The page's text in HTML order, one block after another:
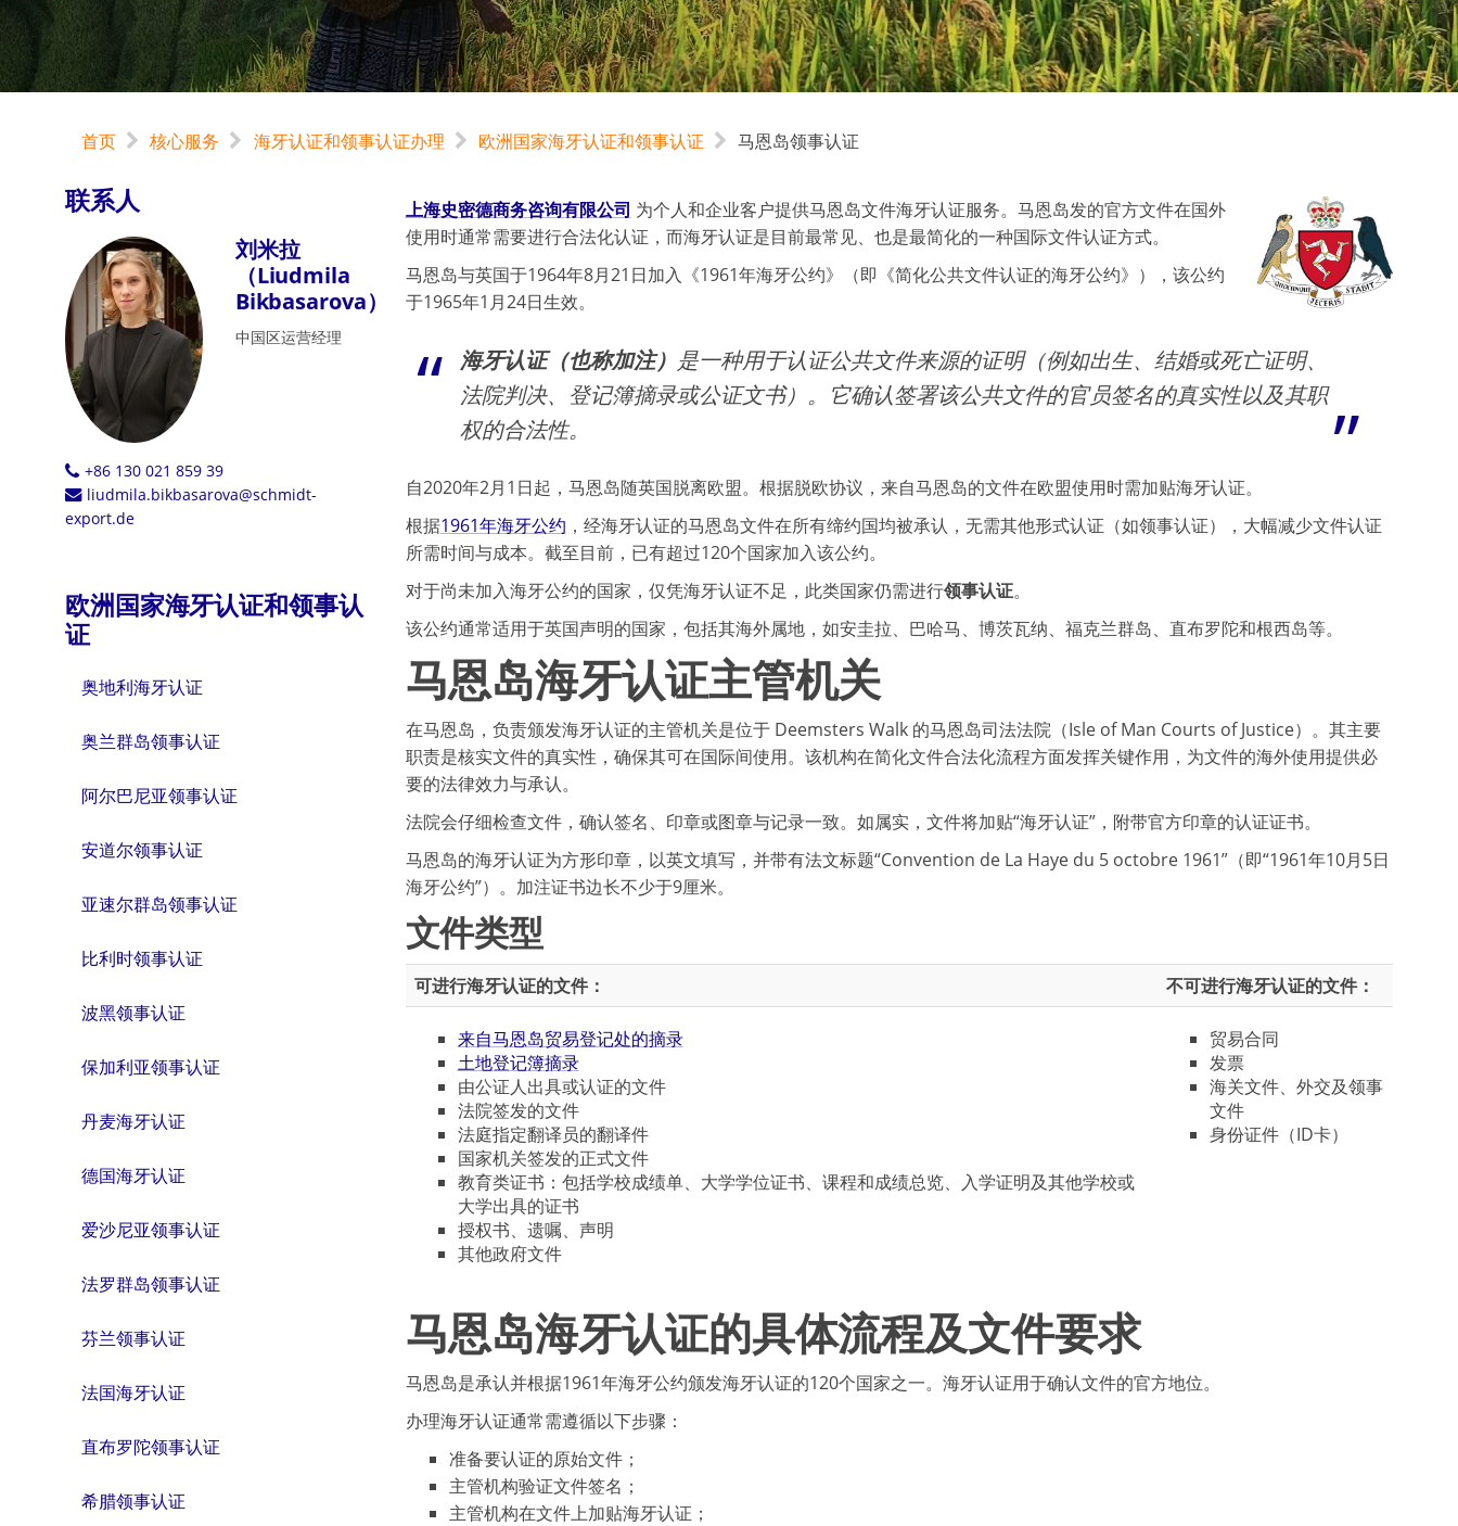
首页 核心服务 海牙认证和领事认证办理 欧洲国家海牙认证和领事认证 马恩岛领事认证
联系人
刘米拉
（Liudmila
Bikbasarova）
中国区运营经理
+86 130 021 859 39
liudmila.bikbasarova@schmidt-
export.de
欧洲国家海牙认证和领事认
证
奥地利海牙认证
奥兰群岛领事认证
阿尔巴尼亚领事认证
安道尔领事认证
亚速尔群岛领事认证
比利时领事认证
波黑领事认证
保加利亚领事认证
丹麦海牙认证
德国海牙认证
爱沙尼亚领事认证
法罗群岛领事认证
芬兰领事认证
法国海牙认证
直布罗陀领事认证
希腊领事认证
上海史密德商务咨询有限公司 为个人和企业客户提供马恩岛文件海牙认证服务。马恩岛发的官方文件在国外
使用时通常需要进行合法化认证，而海牙认证是目前最常见、也是最简化的一种国际文件认证方式。
马恩岛与英国于1964年8月21日加入《1961年海牙公约》（即《简化公共文件认证的海牙公约》），该公约
于1965年1月24日生效。
海牙认证（也称加注） 是一种用于认证公共文件来源的证明（例如出生、结婚或死亡证明、
法院判决、登记簿摘录或公证文书）。它确认签署该公共文件的官员签名的真实性以及其职
权的合法性。
自2020年2月1日起，马恩岛随英国脱离欧盟。根据脱欧协议，来自马恩岛的文件在欧盟使用时需加贴海牙认证。
根据1961年海牙公约 ，经海牙认证的马恩岛文件在所有缔约国均被承认，无需其他形式认证（如领事认证），大幅减少文件认证
所需时间与成本。截至目前，已有超过120个国家加入该公约。
对于尚未加入海牙公约的国家，仅凭海牙认证不足，此类国家仍需进行领事认证。
该公约通常适用于英国声明的国家，包括其海外属地，如安圭拉、巴哈马、博茨瓦纳、福克兰群岛、直布罗陀和根西岛等。
马恩岛海牙认证主管机关
在马恩岛，负责颁发海牙认证的主管机关是位于 Deemsters Walk 的马恩岛司法法院（Isle of Man Courts of Justice）。其主要
职责是核实文件的真实性，确保其可在国际间使用。该机构在简化文件合法化流程方面发挥关键作用，为文件的海外使用提供必
要的法律效力与承认。
法院会仔细检查文件，确认签名、印章或图章与记录一致。如属实，文件将加贴“海牙认证”，附带官方印章的认证证书。
马恩岛的海牙认证为方形印章，以英文填写，并带有法文标题“Convention de La Haye du 5 octobre 1961”（即“1961年10月5日
海牙公约”）。加注证书边长不少于9厘米。
文件类型
可进行海牙认证的文件： 不可进行海牙认证的文件：
来自马恩岛贸易登记处的摘录
土地登记簿摘录
由公证人出具或认证的文件
法院签发的文件
法庭指定翻译员的翻译件
国家机关签发的正式文件
教育类证书：包括学校成绩单、大学学位证书、课程和成绩总览、入学证明及其他学校或
大学出具的证书
授权书、遗嘱、声明
其他政府文件
贸易合同
发票
海关文件、外交及领事
文件
身份证件（ID卡）
马恩岛海牙认证的具体流程及文件要求
马恩岛是承认并根据1961年海牙公约颁发海牙认证的120个国家之一。海牙认证用于确认文件的官方地位。
办理海牙认证通常需遵循以下步骤：
准备要认证的原始文件；
主管机构验证文件签名；
主管机构在文件上加贴海牙认证；